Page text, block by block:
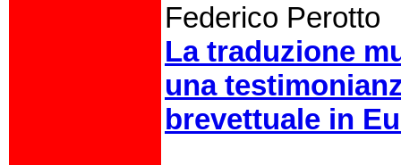
Federico Perotto
La traduzione
una
brevettuale in